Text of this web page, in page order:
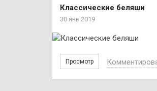
Классические беляши
30 янв 2019
Просмотр